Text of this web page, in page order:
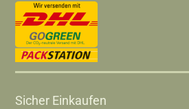
Sicher Einkaufen